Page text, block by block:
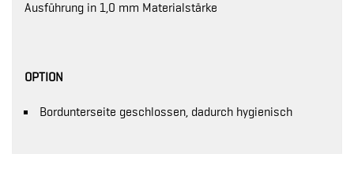
Ausführung in 1,0 mm Materialstärke
OPTION
Bordunterseite geschlossen, dadurch hygienisch